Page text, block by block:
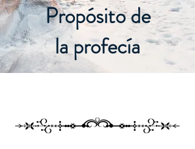
Propósito de
la profecía